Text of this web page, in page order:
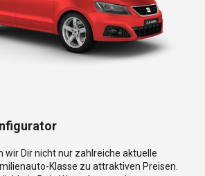
wir Dir nicht nur zahlreiche aktuelle
Klasse zu attraktiven Preisen.